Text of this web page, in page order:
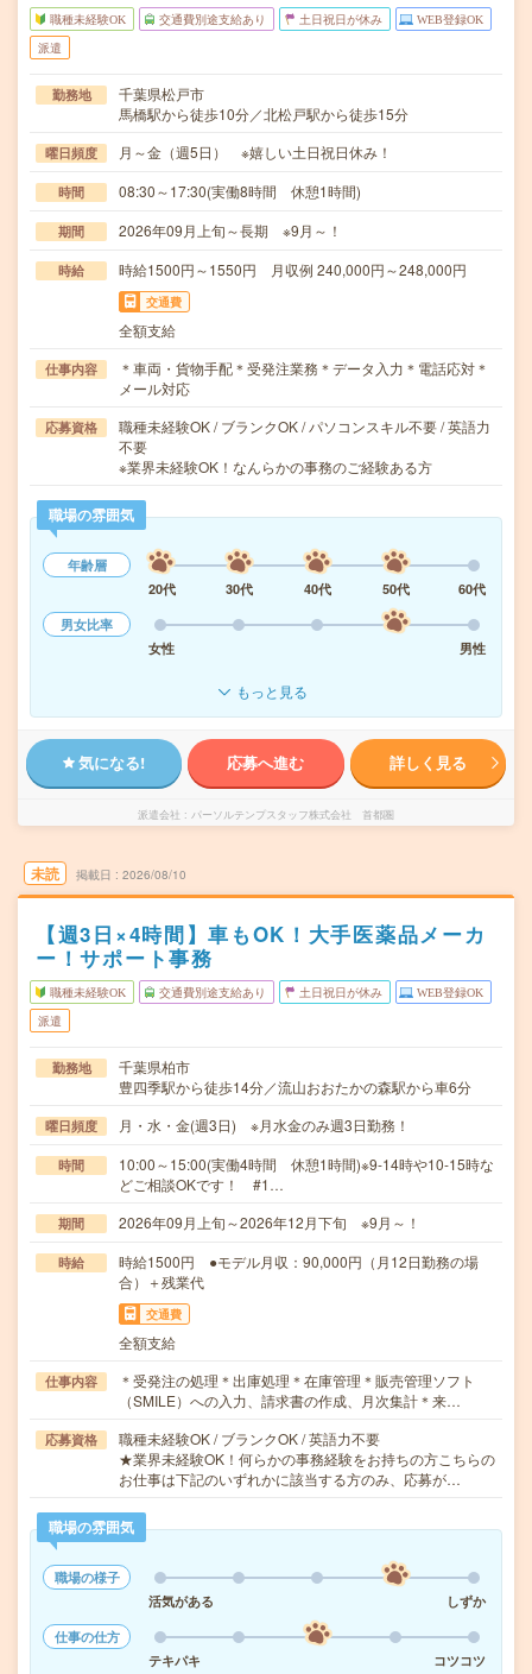
職種未経験OK 交通費別途支給あり 土日祝日が休み WEB登録OK
派遣
勤務地
千葉県松戸市
馬橋駅から徒歩10分／北松戸駅から徒歩15分
曜日頻度 月～金（週5日） ※嬉しい土日祝日休み！
時間 08:30～17:30(実働8時間 休憩1時間)
期間 2026年09月上旬～長期 ※9月～！
時給 時給1500円～1550円 月収例 240,000円～248,000円
交通費
全額支給
仕事内容
＊車両・貨物手配＊受発注業務＊データ入力＊電話応対＊
メール対応
応募資格
職種未経験OK / ブランクOK / パソコンスキル不要 / 英語力
不要
※業界未経験OK！なんらかの事務のご経験ある方
職場の雰囲気
年齢層
20代
30代 40代 50代
60代
男女比率
女性
男性
もっと見る
気になる! 応募へ進む 詳しく見る
派遣会社 パーソルテンプスタッフ株式会社 首都圏
未読 掲載日 2026/08/10
【週3日×4時間】車もOK！大手医薬品メーカ
ー！サポート事務
職種未経験OK 交通費別途支給あり 土日祝日が休み WEB登録OK
派遣
勤務地
千葉県柏市
豊四季駅から徒歩14分／流山おおたかの森駅から車6分
曜日頻度 月・水・金(週3日) ※月水金のみ週3日勤務！
時間
10:00～15:00(実働4時間 休憩1時間)※9-14時や10-15時な
どご相談OKです！ #1…
期間 2026年09月上旬～2026年12月下旬 ※9月～！
時給
時給1500円 ●モデル月収：90,000円（月12日勤務の場
合）＋残業代
交通費
全額支給
仕事内容
＊受発注の処理＊出庫処理＊在庫管理＊販売管理ソフト
（SMILE）への入力、請求書の作成、月次集計＊来…
応募資格
職種未経験OK / ブランクOK / 英語力不要
★業界未経験OK！何らかの事務経験をお持ちの方こちらの
お仕事は下記のいずれかに該当する方のみ、応募が…
職場の雰囲気
職場の様子
活気がある
しずか
仕事の仕方
テキパキ
コツコツ